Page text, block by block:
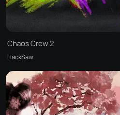
Chaos Crew 2
HackSaw